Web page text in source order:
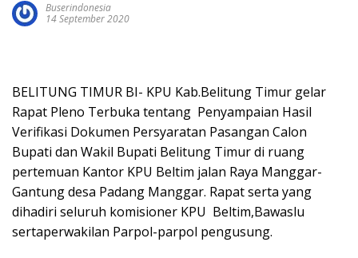
Buserindonesia
14 September 2020
BELITUNG TIMUR BI- KPU Kab.Belitung Timur gelar
Rapat Pleno Terbuka tentang Penyampaian Hasil
Verifikasi Dokumen Persyaratan Pasangan Calon
Bupati dan Wakil Bupati Belitung Timur di ruang
pertemuan Kantor KPU Beltim jalan Raya Manggar-
Gantung desa Padang Manggar. Rapat serta yang
dihadiri seluruh komisioner KPU Beltim,Bawaslu
sertaperwakilan Parpol-parpol pengusung.